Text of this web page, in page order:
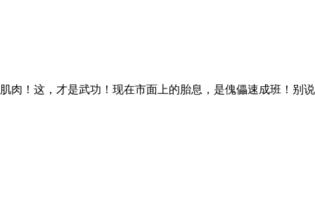
！这，才是武功！现在市面上的胎息，是傀儡速成班！别说